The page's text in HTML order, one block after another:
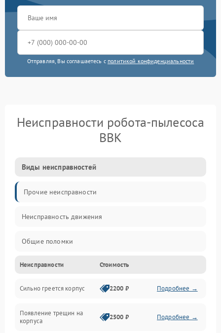
Отправляя, Вы соглашаетесь с политикой конфиденциальности
Неисправности робота-пылесоса
BBK
Виды неисправностей
Прочие неисправности
Неисправность движения
Общие поломки
Неисправность датчиков
Неисправность программного обеспечения
Проблемы с сигналом
Неисправности Стоимость
Сильно греется корпус 2200 ₽ Подробнее →
Появление трещин на
корпуса
2500 ₽ Подробнее →